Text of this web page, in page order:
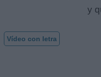
y
Vídeo con letra